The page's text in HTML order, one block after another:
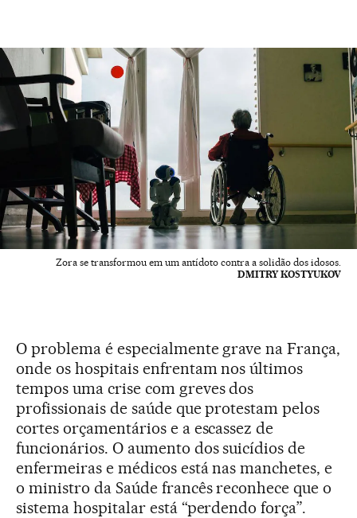
Zora se transformou em um antídoto contra a solidão dos idosos.
DMITRY KOSTYUKOV
O problema é especialmente grave na França,
onde os hospitais enfrentam nos últimos
tempos uma crise com greves dos
profissionais de saúde que protestam pelos
cortes orçamentários e a escassez de
funcionários. O aumento dos suicídios de
enfermeiras e médicos está nas manchetes, e
o ministro da Saúde francês reconhece que o
sistema hospitalar está “perdendo força”.